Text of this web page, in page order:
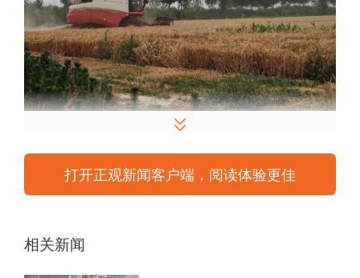
看着这丰收的场景，谁会想到现在的这千
里沃野，曾经是荒草丛生，荆棘遍布的地
水灌溉曾经是在这里种地的最大难题？因为
打开正观新闻客户端，阅读体验更佳
相关新闻